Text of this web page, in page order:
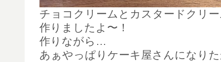
チョコクリームとカスタードクリ
作りましたよ〜！
作りながら…
あぁやっぱりケーキ屋さんになり